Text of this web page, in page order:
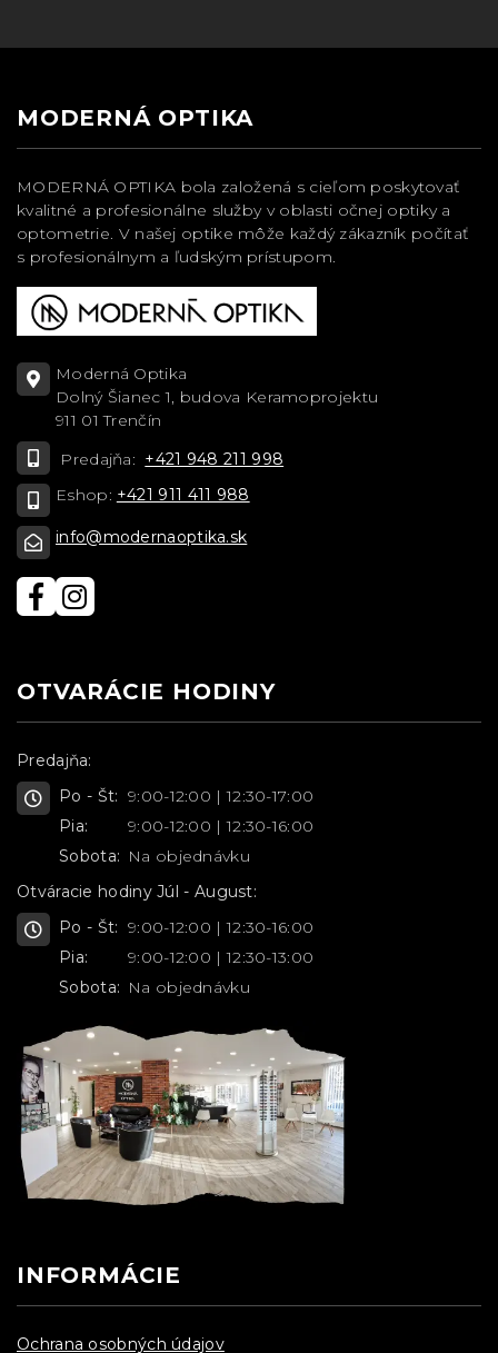
MODERNÁ OPTIKA
MODERNÁ OPTIKA bola založená s cieľom poskytovať
kvalitné a profesionálne služby v oblasti očnej optiky a
optometrie. V našej optike môže každý zákazník počítať
s profesionálnym a ľudským prístupom.
Moderná Optika
Dolný Šianec 1, budova Keramoprojektu
911 01 Trenčín
Predajňa: +421 948 211 998
Eshop: +421 911 411 988
info@modernaoptika.sk
OTVARÁCIE HODINY
Predajňa:
Po - Št: 9:00-12:00 | 12:30-17:00
Pia:
9:00-12:00 | 12:30-16:00
Sobota: Na objednávku
Otváracie hodiny Júl - August:
Po - Št: 9:00-12:00 | 12:30-16:00
Pia:
9:00-12:00 | 12:30-13:00
Sobota: Na objednávku
INFORMÁCIE
Ochrana osobných údajov